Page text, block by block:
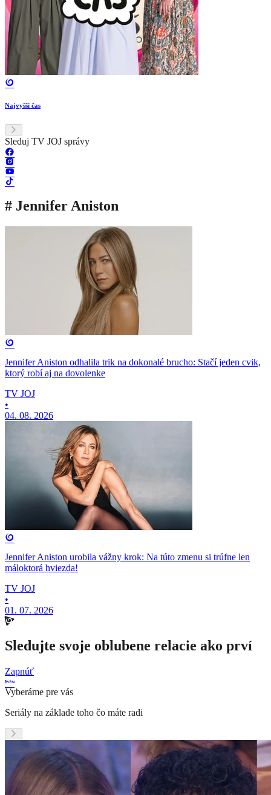
Najvyšší čas
Sleduj TV JOJ správy
# Jennifer Aniston
Jennifer Aniston odhalila trik na dokonalé brucho: Stačí jeden cvik,
ktorý robí aj na dovolenke
TV JOJ
•
04. 08. 2026
Jennifer Aniston urobila vážny krok: Na túto zmenu si trúfne len
máloktorá hviezda!
TV JOJ
•
01. 07. 2026
Sledujte svoje oblubene relacie ako prví
Zapnúť
Vyberáme pre vás
Seriály na základe toho čo máte radi